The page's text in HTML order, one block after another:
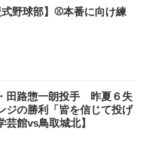
式野球部】⚾本番に向け練
田路惣一朗投手 昨夏６失
ジの勝利「皆を信じて投げ
芸館vs鳥取城北】